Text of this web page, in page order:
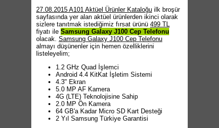
27.08.2015 A101 Aktüel Ürünler Kataloğu ilk broşür
sayfasında yer alan aktüel ürünlerden ikinci olarak
sizlere tanıtmak istediğimiz fırsat ürünü 499 TL
fiyatı ile Samsung Galaxy J100 Cep Telefonu
olacak. Samsung Galaxy J100 Cep Telefonu
almayı düşünenler için hemen özelliklerini
listeleyelim;
1.2 GHz Quad İşlemci
Android 4.4 KitKat İşletim Sistemi
4.3" Ekran
5.0 MP AF Kamera
4G (LTE) Teknolojisine Sahip
2.0 MP Ön Kamera
64 GB'a Kadar Micro SD Kart Desteği
2 Yıl Samsung Türkiye Garantisi